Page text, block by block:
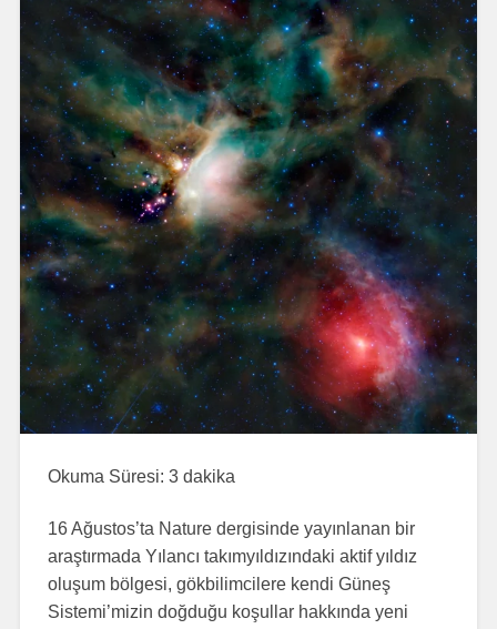
Okuma Süresi: 3 dakika
16 Ağustos’ta Nature dergisinde yayınlanan bir
araştırmada Yılancı takımyıldızındaki aktif yıldız
oluşum bölgesi, gökbilimcilere kendi Güneş
Sistemi’mizin doğduğu koşullar hakkında yeni